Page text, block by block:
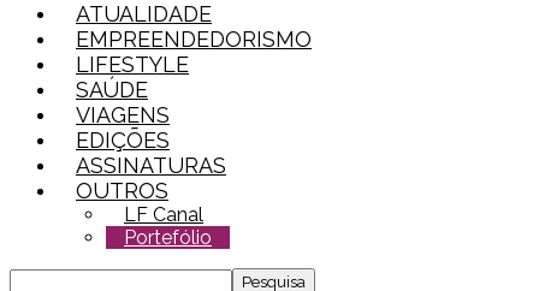
ATUALIDADE
EMPREENDEDORISMO
LIFESTYLE
SAÚDE
VIAGENS
EDIÇÕES
ASSINATURAS
OUTROS
LF Canal
Portefólio